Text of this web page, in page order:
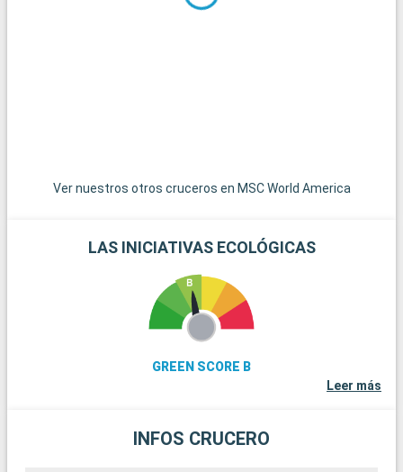
Unidos, es accesible por una carretera panorámica y ofrece
Ver nuestros otros cruceros en MSC World America
LAS INICIATIVAS ECOLÓGICAS
GREEN SCORE B
Leer más
INFOS CRUCERO